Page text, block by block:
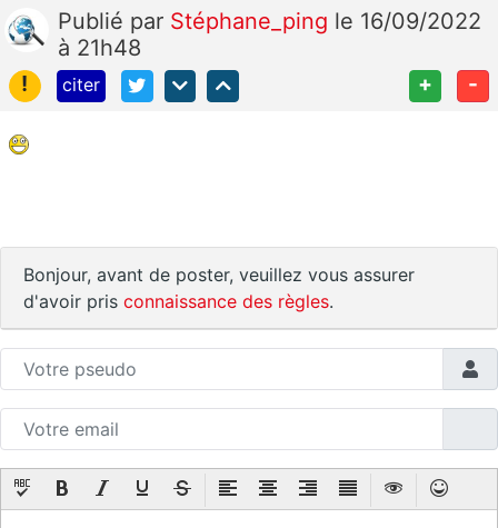
Publié par Stéphane_ping le 16/09/2022
à 21h48
!
citer + -
Bonjour, avant de poster, veuillez vous assurer
d'avoir pris connaissance des règles.